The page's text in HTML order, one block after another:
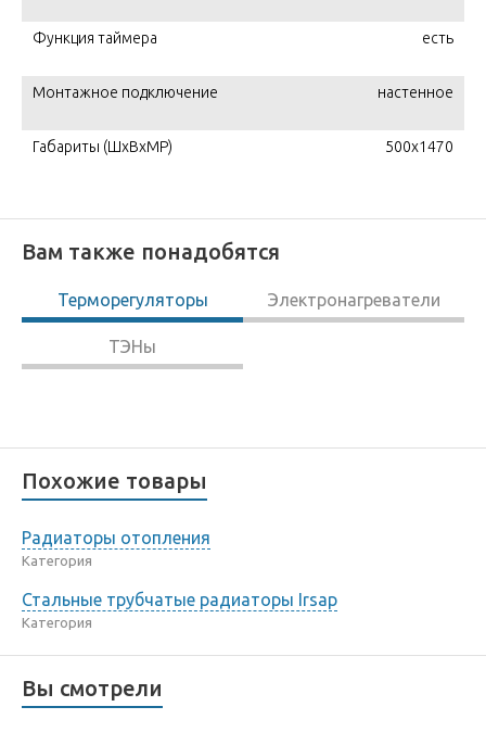
Функция таймера есть
Монтажное подключение настенное
Габариты (ШxВxМР) 500x1470
Вам также понадобятся
Терморегуляторы Электронагреватели
ТЭНы
Похожие товары
Радиаторы отопления
Категория
Стальные трубчатые радиаторы Irsap
Категория
Вы смотрели